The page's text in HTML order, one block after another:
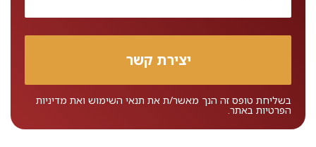
בשליחת טופס זה הנך מאשר/ת את תנאי השימוש ואת מדיניות
הפרטיות באתר.